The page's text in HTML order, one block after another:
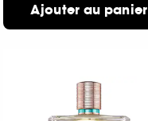
Ajouter au panier